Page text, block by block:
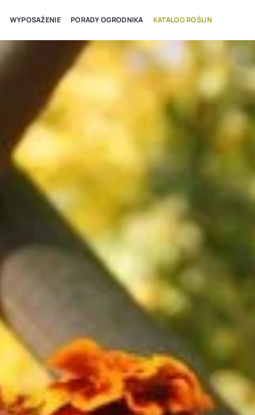
WYPOSAŻENIE PORADY OGRODNIKA KATALOG ROŚLIN